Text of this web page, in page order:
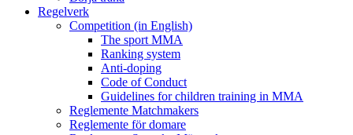
Regelverk
Competition (in English)
The sport MMA
Ranking system
Anti-doping
Code of Conduct
Guidelines for children training in MMA
Reglemente Matchmakers
Reglemente för domare